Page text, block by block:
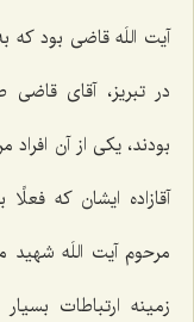
آیت اللَه قاضی بود
در تبریز، آقای قاضی
بودند، یكی از آن
آقازاده ایشان كه
مرحوم آیت اللَه شهید
زمینه ارتباطات